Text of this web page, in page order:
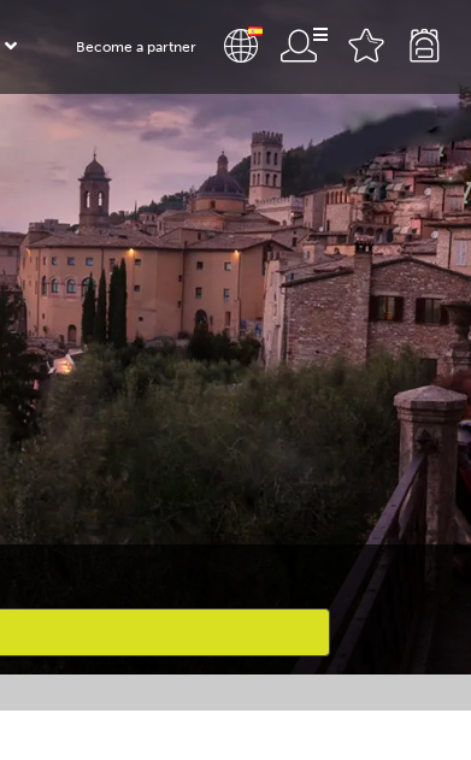
Become a partner